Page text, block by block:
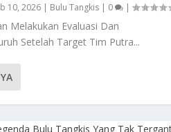
10, 2026| Bulu Tangkis| 0 |
Melakukan Evaluasi Dan
Setelah Target Tim Putra...